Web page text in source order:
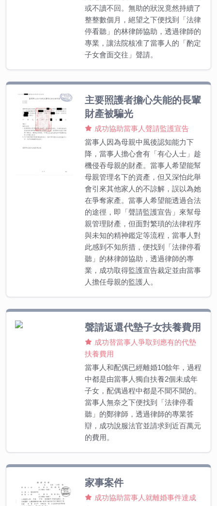
或不讀不回。無助的狀況竟然持續了
整整數個月，絕望之下便找到「法律
停看聽」的林律師協助，透過律師的
專業，讓法院核准了當事人的「酌定
子女會面交往」聲請。
主要照護者擔心失能的長輩
財產被騙光
成功協助當事人聲請監護宣告
當事人因為母親中風後認知能力下
降，當事人擔心會有「有心人士」趁
機侵吞母親的財產。當事人希望能幫
母親管理名下的資產，但又深怕此舉
會引來其他家人的不諒解，誤以為她
在爭奪家產。當事人希望能透過合法
的途徑，即「聲請監護宣告」來幫母
親管理財產，但面對繁瑣的法律程序
與未知的精神鑑定等流程，當事人對
此感到不知所措，便找到「法律停看
聽」的林律師協助，透過律師的專
業，成功取得監護宣告裁定並由當事
人擔任母親的監護人。
聲請返還代墊子女扶養費用
成功替當事人爭取到應有的代墊
扶養費用
當事人和配偶已經離婚10餘年，過程
中都是由當事人獨自扶養2個未成年
子女，配偶過程中都是不聞不聞的。
當事人無奈之下便找到「法律停看
聽」的鄭律師，透過律師的專業答
辯，成功說服法官並請求到近百萬元
的費用。
家事案件
成功協助當事人就離婚事件達成